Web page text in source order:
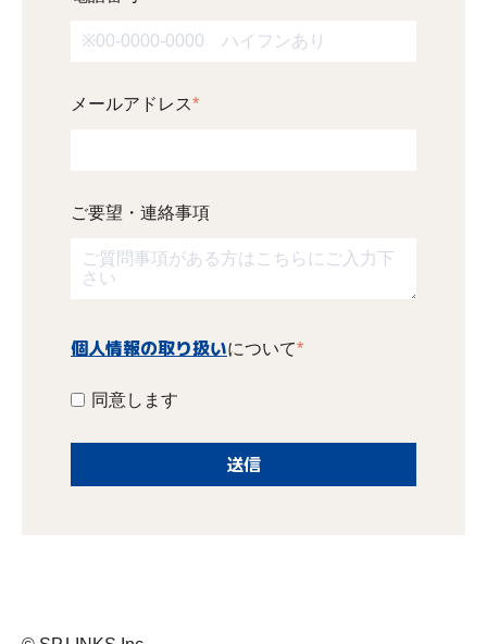
メールアドレス*
ご要望・連絡事項
個人情報の取り扱いについて*
同意します